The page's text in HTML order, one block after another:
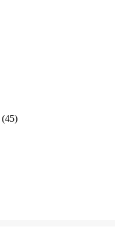
(45)